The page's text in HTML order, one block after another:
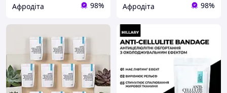
Афродіта 98% Афродіта 98%